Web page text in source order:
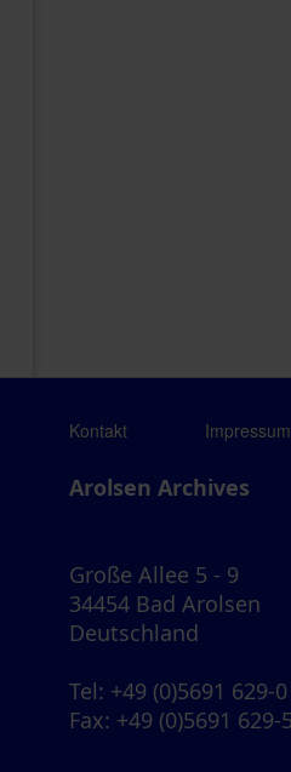
Kontakt Impressum
Arolsen Archives
Große Allee 5 - 9
34454 Bad Arolsen
Deutschland
Tel: +49 (0)5691 629-0
Fax: +49 (0)5691 629-